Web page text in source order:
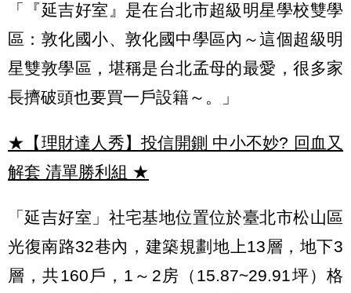
「『延吉好室』是在台北市超級明星學校雙學
區：敦化國小、敦化國中學區內～這個超級明
星雙敦學區，堪稱是台北孟母的最愛，很多家
長擠破頭也要買一戶設籍～。」
★【理財達人秀】投信開鍘 中小不妙? 回血又
解套 清單勝利組 ★
「延吉好室」社宅基地位置位於臺北市松山區
光復南路32巷內，建築規劃地上13層，地下3
層，共160戶，1～2房（15.87~29.91坪）格